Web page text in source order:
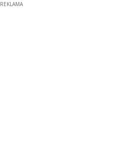
REKLAMA